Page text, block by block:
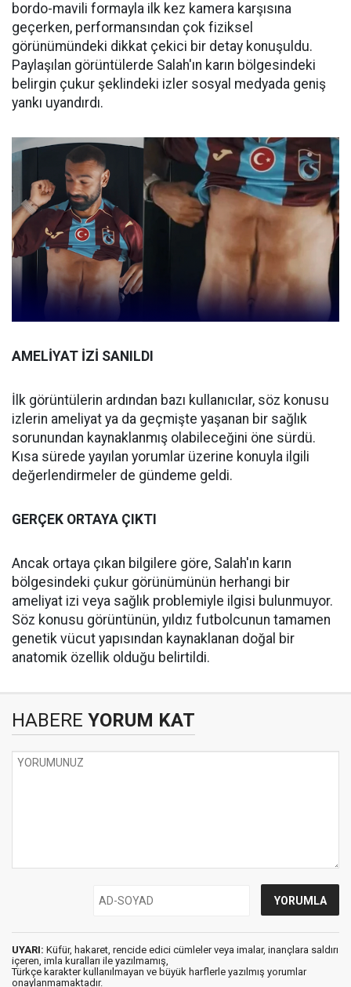
bordo-mavili formayla ilk kez kamera karşısına
geçerken, performansından çok fiziksel
görünümündeki dikkat çekici bir detay konuşuldu.
Paylaşılan görüntülerde Salah'ın karın bölgesindeki
belirgin çukur şeklindeki izler sosyal medyada geniş
yankı uyandırdı.
AMELİYAT İZİ SANILDI
İlk görüntülerin ardından bazı kullanıcılar, söz konusu
izlerin ameliyat ya da geçmişte yaşanan bir sağlık
sorunundan kaynaklanmış olabileceğini öne sürdü.
Kısa sürede yayılan yorumlar üzerine konuyla ilgili
değerlendirmeler de gündeme geldi.
GERÇEK ORTAYA ÇIKTI
Ancak ortaya çıkan bilgilere göre, Salah'ın karın
bölgesindeki çukur görünümünün herhangi bir
ameliyat izi veya sağlık problemiyle ilgisi bulunmuyor.
Söz konusu görüntünün, yıldız futbolcunun tamamen
genetik vücut yapısından kaynaklanan doğal bir
anatomik özellik olduğu belirtildi.
HABERE YORUM KAT
UYARI: Küfür, hakaret, rencide edici cümleler veya imalar, inançlara saldırı
içeren, imla kuralları ile yazılmamış,
Türkçe karakter kullanılmayan ve büyük harflerle yazılmış yorumlar
onaylanmamaktadır.